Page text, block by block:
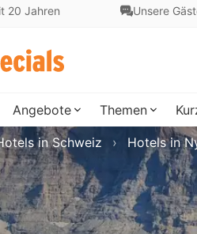
20 Jahren Unsere
Angebote Themen
in Schweiz Hotels in